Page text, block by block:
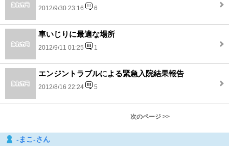
2012/9/30 23:16 6
車いじりに最適な場所
2012/9/11 01:25 1
エンジントラブルによる緊急入院結果報告
2012/8/16 22:24 5
次のページ >>
‐まこ‐さん